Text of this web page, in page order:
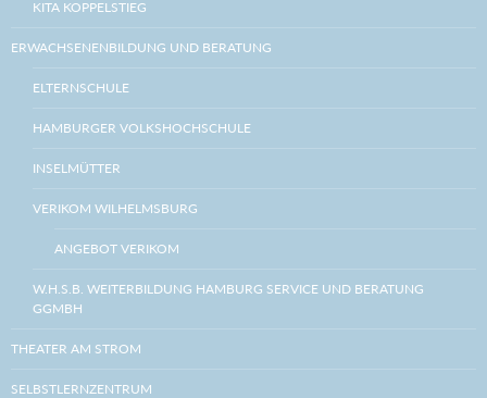
KITA KOPPELSTIEG
ERWACHSENENBILDUNG UND BERATUNG
ELTERNSCHULE
HAMBURGER VOLKSHOCHSCHULE
INSELMÜTTER
VERIKOM WILHELMSBURG
ANGEBOT VERIKOM
W.H.S.B. WEITERBILDUNG HAMBURG SERVICE UND BERATUNG
GGMBH
THEATER AM STROM
SELBSTLERNZENTRUM